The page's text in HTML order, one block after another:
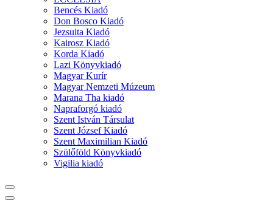
Bencés Kiadó
Don Bosco Kiadó
Jezsuita Kiadó
Kairosz Kiadó
Korda Kiadó
Lazi Könyvkiadó
Magyar Kurír
Magyar Nemzeti Múzeum
Marana Tha kiadó
Napraforgó kiadó
Szent István Társulat
Szent József Kiadó
Szent Maximilian Kiadó
Szülőföld Könyvkiadó
Vigilia kiadó